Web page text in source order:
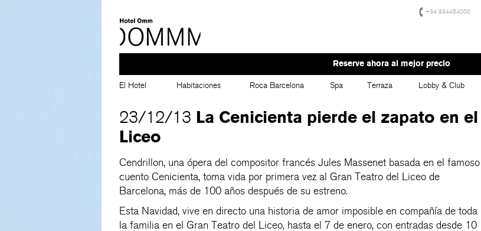
+34 934454000
Reserve ahora al mejor precio
El Hotel Habitaciones Roca Barcelona Spa Terraza Lobby & Club
23/12/13 La Cenicienta pierde el zapato en el
Liceo
Cendrillon, una ópera del compositor francés Jules Massenet basada en el famoso
cuento Cenicienta, toma vida por primera vez al Gran Teatro del Liceo de
Barcelona, más de 100 años después de su estreno.
Esta Navidad, vive en directo una historia de amor imposible en compañía de toda
la familia en el Gran Teatro del Liceo, hasta el 7 de enero, con entradas desde 10